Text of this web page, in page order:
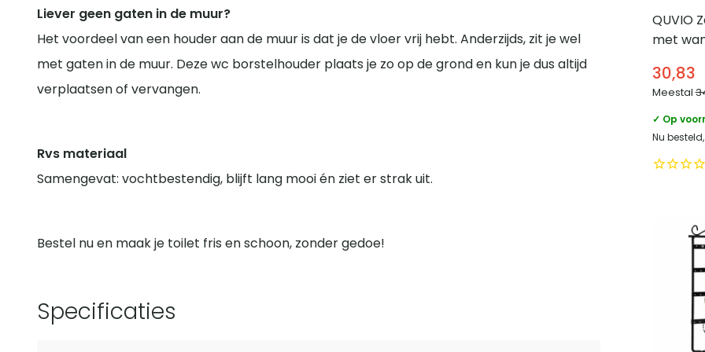
Liever geen gaten in de muur?
Het voordeel van een houder aan de muur is dat je de vloer vrij hebt. Anderzijds, zit je wel
met gaten in de muur. Deze wc borstelhouder plaats je zo op de grond en kun je dus altijd
verplaatsen of vervangen.
Rvs materiaal
Samengevat: vochtbestendig, blijft lang mooi én ziet er strak uit.
Bestel nu en maak je toilet fris en schoon, zonder gedoe!
Specificaties
QUVIO
met
30,83
Meestal
✓ Op
Nu